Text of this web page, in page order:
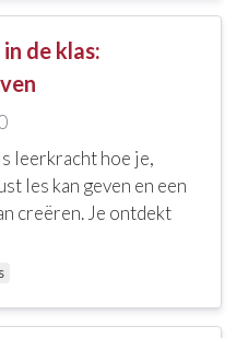
de klas:
leerkracht hoe je,
les kan geven en een
creëren. Je ontdekt